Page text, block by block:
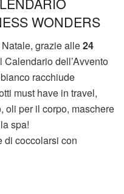
WONDERS
grazie alle24
dell’Avvento
racchiude
must have in travel,
oli per il corpo, maschere
spa!
di coccolarsi con